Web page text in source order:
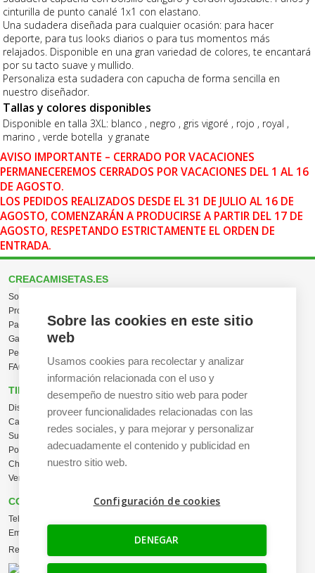
Sobre las cookies en este sitio
web
Usamos cookies para recolectar y analizar
información relacionada con el uso y
desempeño de nuestro sitio web para poder
proveer funcionalidades relacionadas con las
redes sociales, y para mejorar y personalizar
adecuadamente el contenido y publicidad en
nuestro sitio web.
Configuración de cookies
DENEGAR
cinturilla de punto canalé 1x1 con elastano.
Una sudadera diseñada para cualquier ocasión: para hacer
deporte, para tus looks diarios o para tus momentos más
relajados. Disponible en una gran variedad de colores, te encantará
por su tacto suave y mullido.
Personaliza esta sudadera con capucha de forma sencilla en
nuestro diseñador.
Tallas y colores disponibles
Disponible en talla 3XL: blanco , negro , gris vigoré , rojo , royal ,
marino , verde botella y granate
AVISO IMPORTANTE – CERRADO POR VACACIONES
PERMANECEREMOS CERRADOS POR VACACIONES DEL 1 AL 16
DE AGOSTO.
LOS PEDIDOS REALIZADOS DESDE EL 31 DE JULIO AL 16 DE
AGOSTO, COMENZARÁN A PRODUCIRSE A PARTIR DEL 17 DE
AGOSTO, RESPETANDO ESTRICTAMENTE EL ORDEN DE
ENTRADA.
CREACAMISETAS.ES
Sobre nosotros
Proceso de compra
Pagos, envíos y producción
Garantías y devoluciones
Pedidos al por mayor
FAQ / Ayuda
TIENDA ONLINE
Diseña en línea ahora
Camisetas personalizadas
Sudaderas personalizadas
Polos personalizados
Chaquetas Softshell
Ver todas las categorías
CONTACTO
Tel:
Email:
Registro y cupones descuento